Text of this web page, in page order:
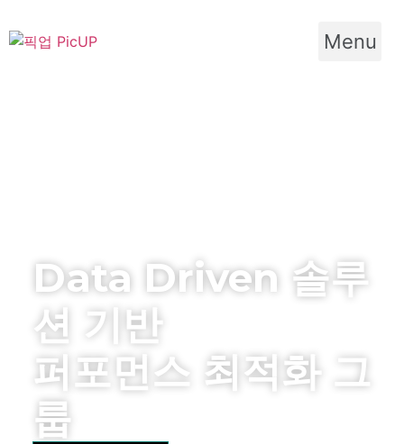
to
content
Menu
Data Driven 솔루
션 기반
퍼포먼스 최적화 그
룹